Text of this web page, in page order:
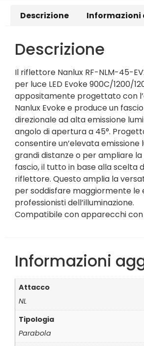
Descrizione
Descrizione
Il riflettore Nanlux RF-NLM-45-
per luce LED Evoke 900C/1200/
appositamente progettato con
Nanlux Evoke e produce un
direzionale ad alta emissione
angolo di apertura a 45°.
consentire un’elevata emissione
grandi distanze o per ampliare
fascio, il tutto in base alla scelta
riflettore. Questo amplia la
per soddisfare maggiormente le
professionisti dell’illuminazione.
Compatibile con apparecchi con
Informazioni
Attacco
NL
Tipologia
Parabola